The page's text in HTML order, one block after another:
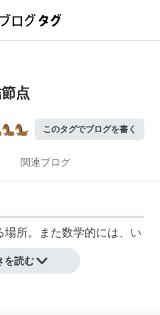
点
このタグでブログを書く
関連ブログ
所。また数学的には、い
を読む